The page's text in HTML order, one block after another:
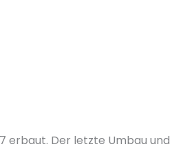
erbaut. Der letzte Umbau